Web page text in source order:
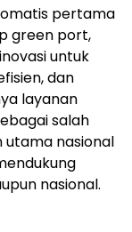
pertama
green port,
untuk
dan
layanan
salah
utama nasional
nasional.